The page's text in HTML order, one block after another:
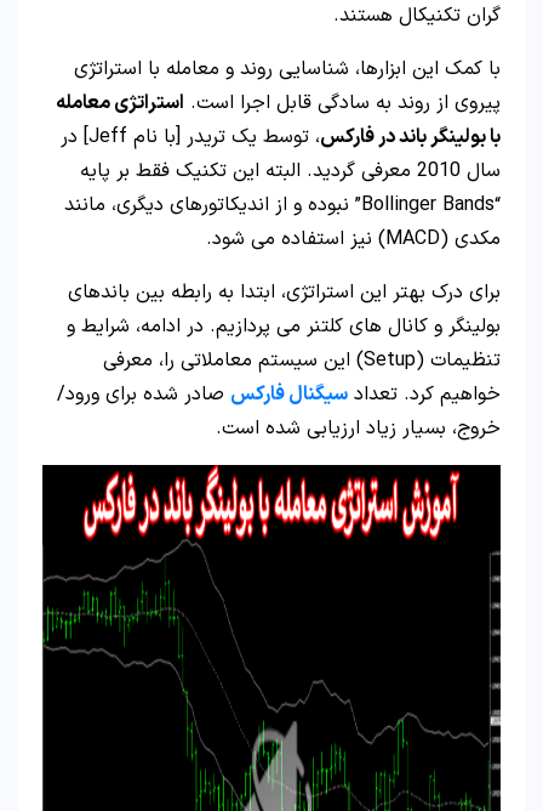
گران تکنیکال هستند.
با کمک این ابزارها، شناسایی روند و معامله با استراتژی
پیروی از روند به سادگی قابل اجرا است. استراتژی معامله
با بولینگر باند در فارکس
، توسط یک تریدر [با نام Jeff] در
سال 2010 معرفی گردید. البته این تکنیک فقط بر پایه
“Bollinger Bands” نبوده و از اندیکاتورهای دیگری، مانند
مکدی (MACD) نیز استفاده می شود.
برای درک بهتر این استراتژی، ابتدا به رابطه بین باندهای
بولینگر و کانال های کلتنر می پردازیم. در ادامه، شرایط و
تنظیمات (Setup) این سیستم معاملاتی را، معرفی
خواهیم کرد. تعداد سیگنال فارکس صادر شده برای ورود/
خروج، بسیار زیاد ارزیابی شده است.